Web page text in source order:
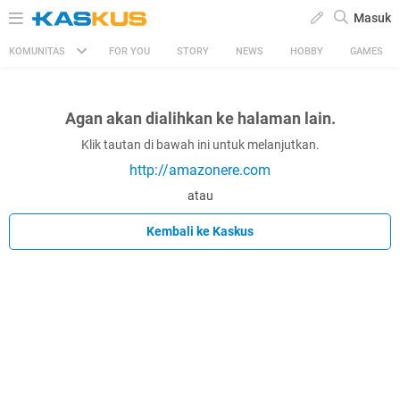
Masuk
KOMUNITAS FOR YOU STORY NEWS HOBBY GAMES
Agan akan dialihkan ke halaman lain.
Klik tautan di bawah ini untuk melanjutkan.
http://amazonere.com
atau
Kembali ke Kaskus